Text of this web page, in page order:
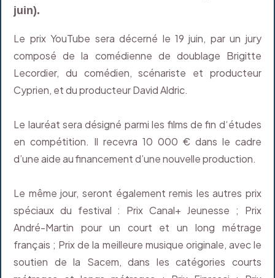
juin).
Le prix YouTube sera décerné le 19 juin, par un jury
composé de la comédienne de doublage Brigitte
Lecordier, du comédien, scénariste et producteur
Cyprien, et du producteur David Aldric.
Le lauréat sera désigné parmi les films de fin d‘études
en compétition. Il recevra 10 000 € dans le cadre
d’une aide au financement d’une nouvelle production.
Le même jour, seront également remis les autres prix
spéciaux du festival : Prix Canal+ Jeunesse ; Prix
André-Martin pour un court et un long métrage
français ; Prix de la meilleure musique originale, avec le
soutien de la Sacem, dans les catégories courts